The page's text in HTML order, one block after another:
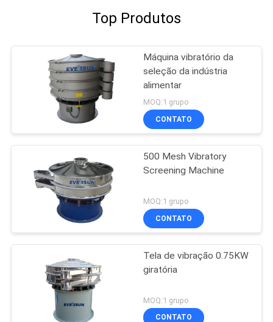
Top Produtos
Máquina vibratório da
seleção da indústria
alimentar
MOQ:1 grupo
CONTATO
500 Mesh Vibratory
Screening Machine
MOQ:1 grupo
CONTATO
Tela de vibração 0.75KW
giratória
MOQ:1 grupo
CONTATO